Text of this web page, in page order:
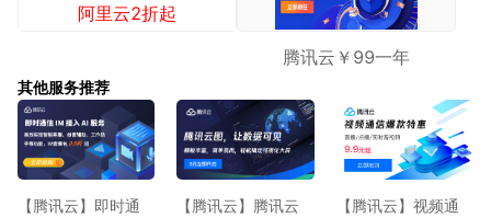
阿里云2折起
腾讯云￥99一年
其他服务推荐
【腾讯云】即时通
【腾讯云】腾讯云
【腾讯云】视频通